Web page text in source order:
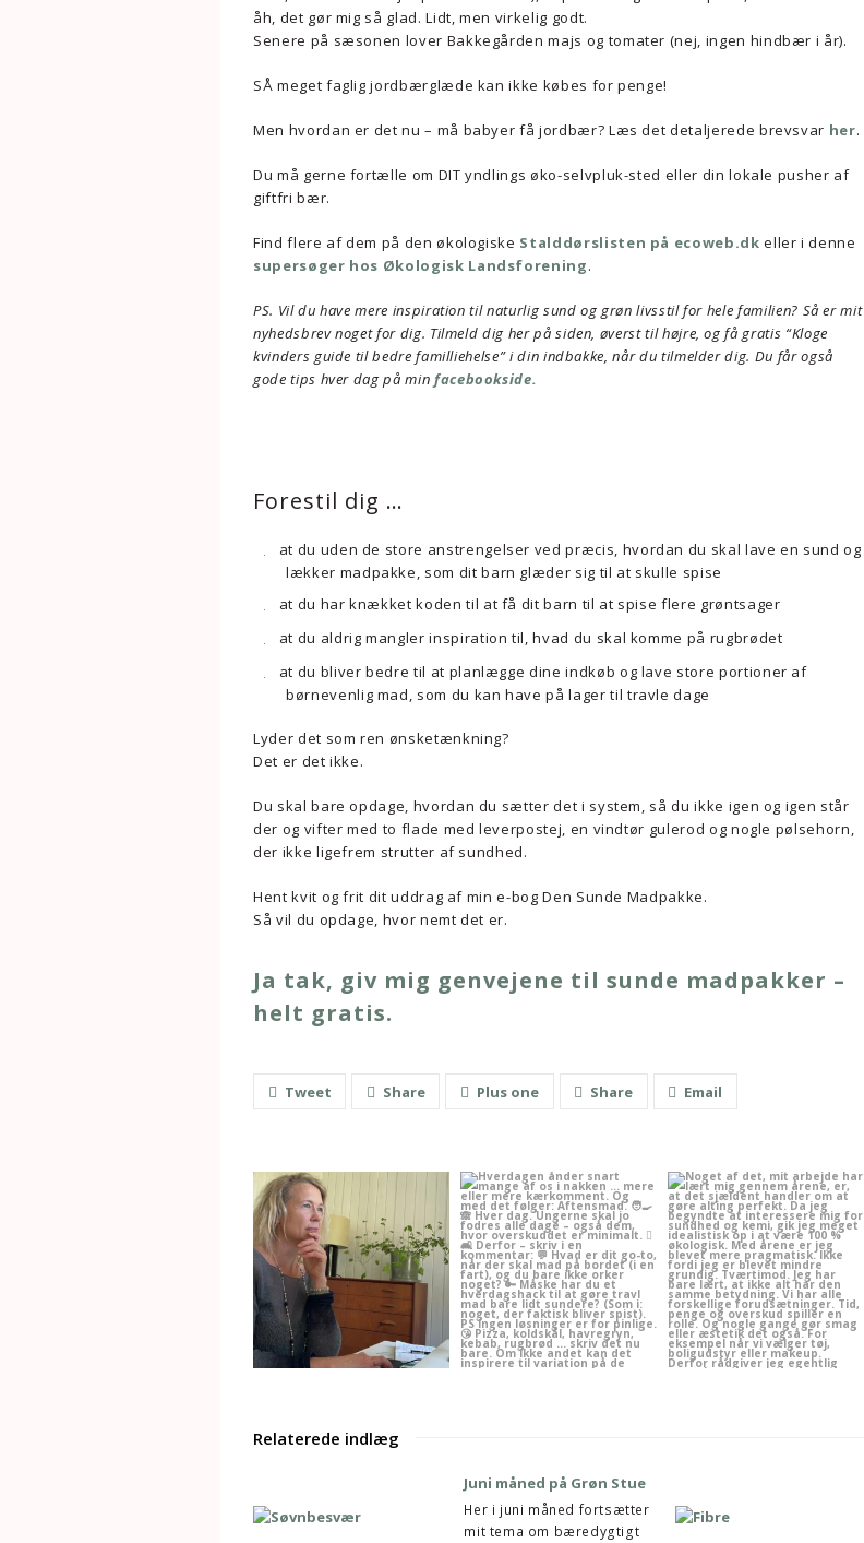
åh, det gør mig så glad. Lidt, men virkelig godt.
Senere på sæsonen lover Bakkegården majs og tomater (nej, ingen hindbær i år).
SÅ meget faglig jordbærglæde kan ikke købes for penge!
Men hvordan er det nu – må babyer få jordbær? Læs det detaljerede brevsvar her.
Du må gerne fortælle om DIT yndlings øko-selvpluk-sted eller din lokale pusher af
giftfri bær.
Find flere af dem på den økologiske Stalddørslisten på ecoweb.dk eller i denne
supersøger hos Økologisk Landsforening.
PS. Vil du have mere inspiration til naturlig sund og grøn livsstil for hele familien? Så er mit
nyhedsbrev noget for dig. Tilmeld dig her på siden, øverst til højre, og få gratis “Kloge
kvinders guide til bedre familliehelse” i din indbakke, når du tilmelder dig. Du får også
gode tips hver dag på min facebookside.
Forestil dig …
at du uden de store anstrengelser ved præcis, hvordan du skal lave en sund og
lækker madpakke, som dit barn glæder sig til at skulle spise
at du har knækket koden til at få dit barn til at spise flere grøntsager
at du aldrig mangler inspiration til, hvad du skal komme på rugbrødet
at du bliver bedre til at planlægge dine indkøb og lave store portioner af
børnevenlig mad, som du kan have på lager til travle dage
Lyder det som ren ønsketænkning?
Det er det ikke.
Du skal bare opdage, hvordan du sætter det i system, så du ikke igen og igen står
der og vifter med to flade med leverpostej, en vindtør gulerod og nogle pølsehorn,
der ikke ligefrem strutter af sundhed.
Hent kvit og frit dit uddrag af min e-bog Den Sunde Madpakke.
Så vil du opdage, hvor nemt det er.
Ja tak, giv mig genvejene til sunde madpakker –
helt gratis.
Tweet Share Plus one Share Email
Relaterede indlæg
Juni måned på Grøn Stue
Her i juni måned fortsætter
mit tema om bæredygtigt